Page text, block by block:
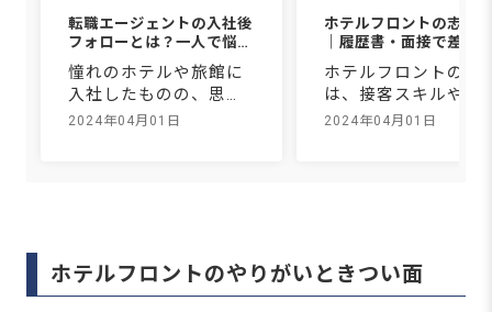
ハウ
転職エージェントの入社後
フォローとは？一人で悩ま
ず相談できるおもてなしH
R
憧れのホテルや旅館に
入社したものの、思い
描いていた環境とのギ
く動くべきサインなの
か。自分だけでは判断
2024年04月01日
ホテルフロントの志望
｜履歴書・面接で差が
例文と作り方のコツ
ホテルフロントの仕
は、接客スキルや語
力、細やかな業務経
ながらも、履歴書や
接でどうアピールす
2024年04月01日
ホテルフロントのやりがいときつい面